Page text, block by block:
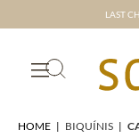
LAST
HOME | BIQUÍNIS |